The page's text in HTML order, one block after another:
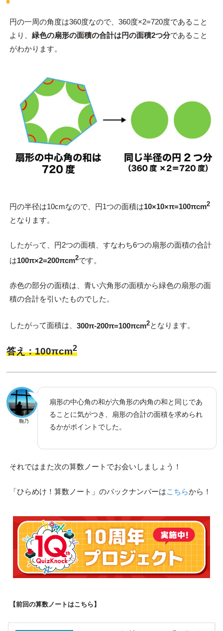
円の一周の角度は360度なので、360度×2=720度であること
より、 緑色の扇形の面積の合計は円の面積2つ分であること
がわかります。
円の半径は10cmなので、円1つの面積は10×10×π=100πcm2
となります。
したがって、円2つの面積、すなわち6つの扇形の面積の合計
は100π×2=200πcm2です。
赤色の部分の面積は、青い六角形の面積から緑色の扇形の面
積の合計を引いたものでした。
したがって面積は、 300π-200π=100πcm2となります。
答え：100πcm2
鞠乃
扇形の中心角の和が六角形の内角の和と同じであ
ることに気がつき、扇形の合計の面積を求められ
るかがポイントでした。
それではまた次の算数ノートでお会いしましょう！
「ひらめけ！算数ノート」のバックナンバーはこちらから！
【前回の算数ノートはこちら】